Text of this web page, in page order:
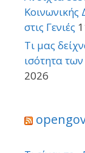
Κοινωνικής
στις Γενιές
Τι μας
ισότητα
2026